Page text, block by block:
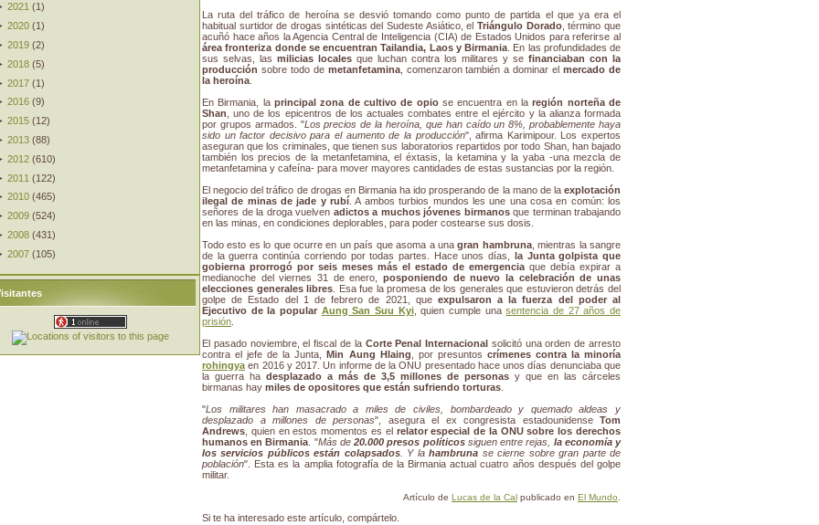
La ruta del tráfico de heroína se desvió tomando como punto de partida el que ya era el
habitual surtidor de drogas sintéticas del Sudeste Asiático, el Triángulo Dorado, término que
acuñó hace años la Agencia Central de Inteligencia (CIA) de Estados Unidos para referirse al
área fronteriza donde se encuentran Tailandia, Laos y Birmania . En las profundidades de
sus selvas, las milicias locales que luchan contra los militares y se financiaban con la
producción sobre todo de metanfetamina, comenzaron también a dominar elmercado de
la heroína
En Birmania, la principal zona de cultivo de opiose encuentra en laregión norteña de
Shan , uno de los epicentros de los actuales combates entre el ejército y la alianza formada
por grupos armados. "Los precios de la heroína, que han caído un 8%, probablemente haya
sido un factor decisivo para el aumento de la producción", afirma Karimipour. Los expertos
aseguran que los criminales, que tienen sus laboratorios repartidos por todo Shan, han bajado
también los precios de la metanfetamina, el éxtasis, la ketamina y la yaba -una mezcla de
metanfetamina y cafeína- para mover mayores cantidades de estas sustancias por la región.
El negocio del tráfico de drogas en Birmania ha ido prosperando de la mano de la explotación
ilegal de minas de jade y rubí . A ambos turbios mundos les une una cosa en común: los
señores de la droga vuelven adictos a muchos jóvenes birmanosque terminan trabajando
en las minas, en condiciones deplorables, para poder costearse sus dosis.
Todo esto es lo que ocurre en un país que asoma a unagran hambruna, mientras la sangre
de la guerra continúa corriendo por todas partes. Hace unos días, la Junta golpista que
gobierna prorrogó por seis meses más el estado de emergencia que debía expirar a
medianoche del viernes 31 de enero, posponiendo de nuevo la celebración de unas
elecciones generales libres . Esa fue la promesa de los generales que estuvieron detrás del
golpe de Estado del 1 de febrero de 2021, que expulsaron a la fuerza del poder al
Ejecutivo de la popular Aung San Suu Kyi, quien cumple unasentencia de 27 años de
prisión
El pasado noviembre, el fiscal de la Corte Penal Internacional solicitó una orden de arresto
contra el jefe de la Junta,Min Aung Hlaing , por presuntos crímenes contra la minoría
rohingya en 2016 y 2017. Un informe de la ONU presentado hace unos días denunciaba que
la guerra ha desplazado a más de 3,5 millones de personas y que en las cárceles
birmanas hay miles de opositores que están sufriendo torturas
"Los militares han masacrado a miles de civiles, bombardeado y quemado aldeas y
desplazado a millones de personas", asegura el ex congresista estadounidense Tom
Andrews , quien en estos momentos es el relator especial de la ONU sobre los derechos
humanos en Birmania . "Más de20.000 presos políticossiguen entre rejas, la economía y
los servicios públicos están colapsados. Y lahambruna se cierne sobre gran parte de
población". Esta es la amplia fotografía de la Birmania actual cuatro años después del golpe
militar.
Artículo de Lucas de la Cal publicado en El Mundo
Si te ha interesado este artículo, compártelo.
2021 (1 )
2020 (1)
2019 (2)
2018 (5)
2017 (1)
2016 (9)
2015 (12)
2013 (88)
2012 (610)
2011 (122)
2010 (465)
2009 (524)
2008 (431)
2007 (105)